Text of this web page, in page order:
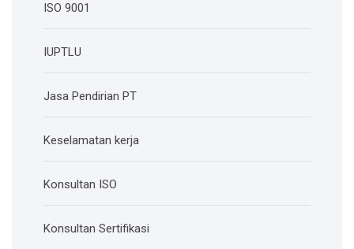
ISO 9001
IUPTLU
Jasa Pendirian PT
Keselamatan kerja
Konsultan ISO
Konsultan Sertifikasi